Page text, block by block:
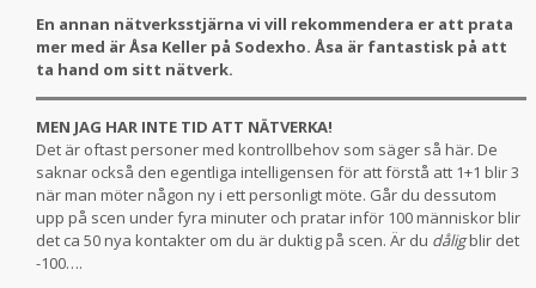
En annan nätverksstjärna vi vill rekommendera er att prata
mer med är Åsa Keller på Sodexho. Åsa är fantastisk på att
ta hand om sitt nätverk.
MEN JAG HAR INTE TID ATT NÄTVERKA!
Det är oftast personer med kontrollbehov som säger så här. De
saknar också den egentliga intelligensen för att förstå att 1+1 blir 3
när man möter någon ny i ett personligt möte. Går du dessutom
upp på scen under fyra minuter och pratar inför 100 människor blir
det ca 50 nya kontakter om du är duktig på scen. Är du dåligblir det
-100….